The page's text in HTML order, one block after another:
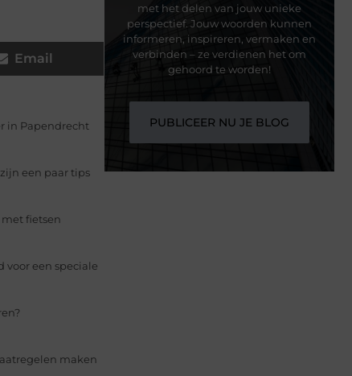
Email
in Papendrecht
een paar tips
fietsen
voor een speciale
maken
met het delen van jouw unieke
perspectief. Jouw woorden kunnen
informeren, inspireren, vermaken en
verbinden – ze verdienen het om
gehoord te worden!
PUBLICEER NU JE BLOG